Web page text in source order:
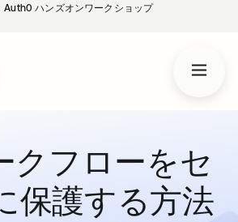
Auth0 ハンズオンワークショップ
クフローをセ
保護する方法